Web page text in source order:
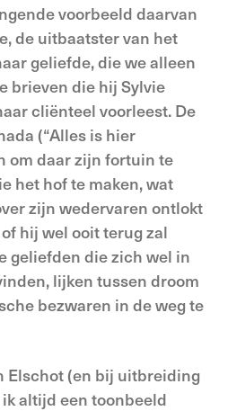
voorbeeld daarvan
de uitbaatster van het
geliefde, die we alleen
brieven die hij Sylvie
cliënteel voorleest. De
(“Alles is hier
om daar zijn fortuin te
het hof te maken, wat
zijn wedervaren ontlokt
hij wel ooit terug zal
geliefden die zich wel in
lijken tussen droom
bezwaren in de weg te
Elschot (en bij uitbreiding
altijd een toonbeeld